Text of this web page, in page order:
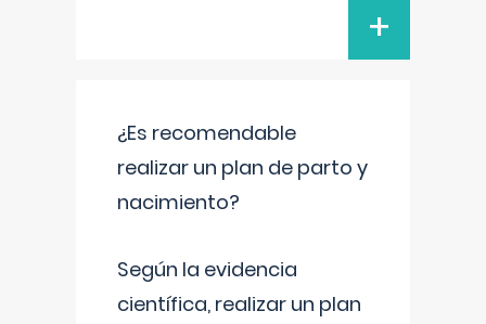
+
¿Es recomendable
realizar un plan de parto y
nacimiento?
Según la evidencia
científica, realizar un plan